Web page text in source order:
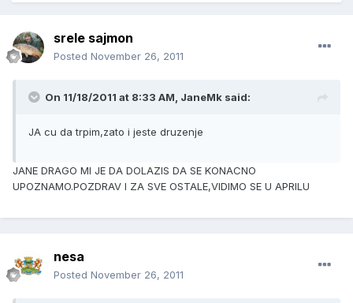
srele sajmon
Posted November 26, 2011
On 11/18/2011 at 8:33 AM, JaneMk said:
JA cu da trpim,zato i jeste druzenje
JANE DRAGO MI JE DA DOLAZIS DA SE KONACNO
UPOZNAMO.POZDRAV I ZA SVE OSTALE,VIDIMO SE U APRILU
nesa
Posted November 26, 2011